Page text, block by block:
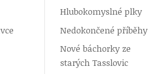
Hlubokomyslné plky
Nedokončené příběhy
Nové báchorky ze
starých Tasslovic